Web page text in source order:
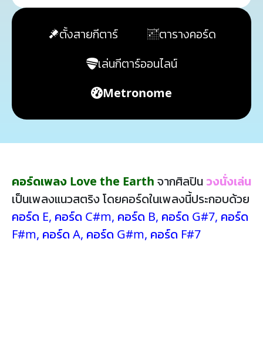
ตั้งสายกีตาร์
ตารางคอร์ด
เล่นกีตาร์ออนไลน์
Metronome
คอร์ดเพลง Love the Earth จากศิลปิน วงนั่งเล่น
เป็นเพลงแนวสตริง โดยคอร์ดในเพลงนี้ประกอบด้วย
คอร์ด E, คอร์ด C#m, คอร์ด B, คอร์ด G#7, คอร์ด
F#m, คอร์ด A, คอร์ด G#m, คอร์ด F#7